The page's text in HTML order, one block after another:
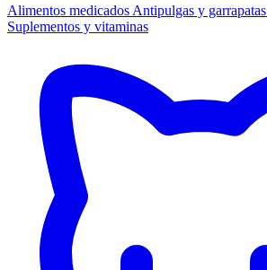
Alimentos medicados Antipulgas y garrapatas
Suplementos y vitaminas